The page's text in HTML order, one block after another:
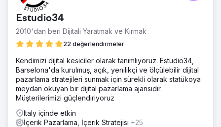
Estudio34
2010'dan beri Dijitali Yaratmak ve Kırmak
22 değerlendirmeler
Kendimizi dijital kesiciler olarak tanımlıyoruz. Estudio34,
Barselona'da kurulmuş, açık, yenilikçi ve ölçülebilir dijital
pazarlama stratejileri sunmak için sürekli olarak statükoya
meydan okuyan bir dijital pazarlama ajansıdır.
Müşterilerimizi güçlendiriyoruz
Italy içinde etkin
İçerik Pazarlama, İçerik Stratejisi +25